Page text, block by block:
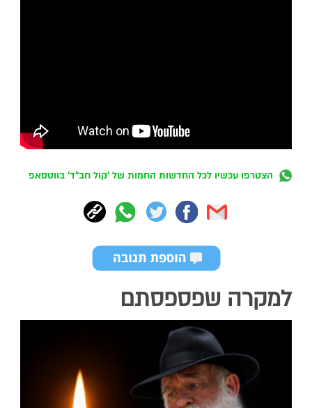
הצטרפו עכשיו לכל החדשות החמות של 'קול חב"ד' בווטסאפ
למקרה שפספסתם